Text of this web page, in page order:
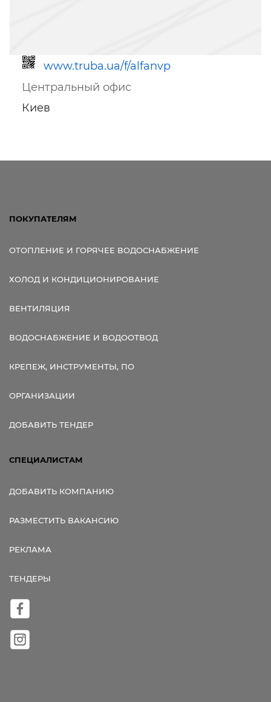
www.truba.ua/f/alfanvp
Центральный офис
Киев
ПОКУПАТЕЛЯМ
ОТОПЛЕНИЕ И ГОРЯЧЕЕ ВОДОСНАБЖЕНИЕ
ХОЛОД И КОНДИЦИОНИРОВАНИЕ
ВЕНТИЛЯЦИЯ
ВОДОСНАБЖЕНИЕ И ВОДООТВОД
КРЕПЕЖ, ИНСТРУМЕНТЫ, ПО
ОРГАНИЗАЦИИ
ДОБАВИТЬ ТЕНДЕР
СПЕЦИАЛИСТАМ
ДОБАВИТЬ КОМПАНИЮ
РАЗМЕСТИТЬ ВАКАНСИЮ
РЕКЛАМА
ТЕНДЕРЫ